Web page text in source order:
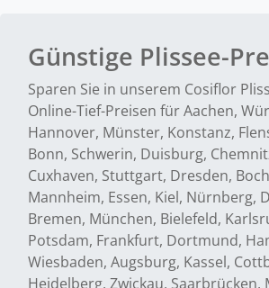
Günstige Plissee-
Sparen Sie in unserem Cosiflor
Online-Tief-Preisen für Aachen,
Hannover, Münster, Konstanz,
Bonn, Schwerin, Duisburg,
Cuxhaven, Stuttgart, Dresden,
Mannheim, Essen, Kiel, Nürnberg,
Bremen, München, Bielefeld,
Potsdam, Frankfurt, Dortmund,
Wiesbaden, Augsburg, Kassel,
Heidelberg, Zwickau, Saarbrücken,